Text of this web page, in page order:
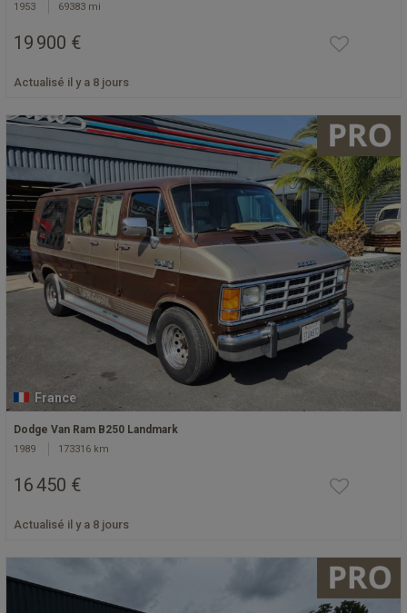
1953 69383 mi
19 900 €
Actualisé il y a 8 jours
France
Dodge Van Ram B250 Landmark
1989 173316 km
16 450 €
Actualisé il y a 8 jours